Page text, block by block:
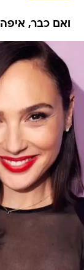
ואם כבר,